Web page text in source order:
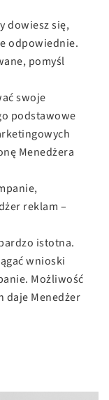
dowiesz się,
odpowiednie.
pomyśl
swoje
podstawowe
Menedżera
reklam –
istotna.
wnioski
Możliwość
daje Menedżer